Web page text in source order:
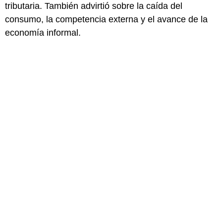
tributaria. También advirtió sobre la caída del
consumo, la competencia externa y el avance de la
economía informal.